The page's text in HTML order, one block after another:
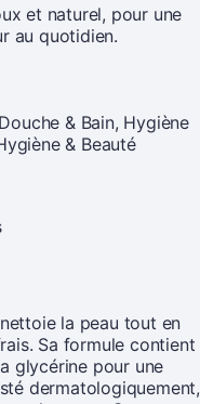
et naturel, pour une
au quotidien.
Douche & Bain, Hygiène
& Beauté
la peau tout en
Sa formule contient
glycérine pour une
dermatologiquement,